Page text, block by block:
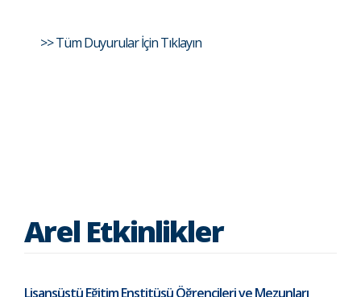
>> Tüm Duyurular İçin Tıklayın
Arel Etkinlikler
Lisansüstü Eğitim Enstitüsü Öğrencileri ve Mezunları